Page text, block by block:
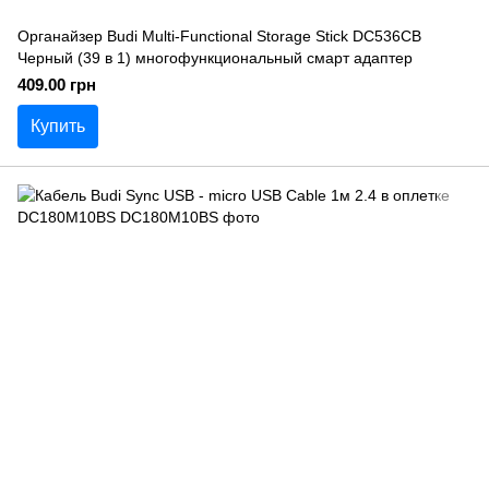
Органайзер Budi Multi-Functional Storage Stick DC536CB
Черный (39 в 1) многофункциональный смарт адаптер
409.00 грн
Купить